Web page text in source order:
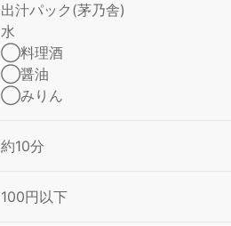
出汁パック(茅乃舎)
水
◯料理酒
◯醤油
◯みりん
約10分
100円以下